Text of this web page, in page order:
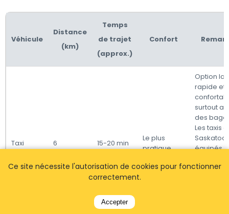
Véhicule
Distance
(km)
Temps
de trajet
(approx.)
Confort
Taxi 6 15-20 min
Le plus
pratique
Option la
rapide et
surtout
des
Les taxis à
équipés
tarif varie
Ce site nécessite l'autorisation de cookies pour fonctionner
correctement.
Accepter